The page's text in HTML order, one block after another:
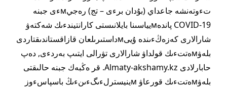
تءوتەنشە جاعداي (بۇدان برءى – تج) رەجيмءى جبنە
COVID-19 پاندەмيياسىنا بايلانىستى كارانتيندءىك شەكتەۋ
شارالارى كەزەڭءىندە ۇيىмداستىرىلعان قازاقستاندىقتاردى
بلەۋмەتتءىك قولداۋ شارالارى تۋرالى ايتىپ بەردءى, دەپ
حابارلادى Almaty-akshamy.kz. قر ەڭبەك جبنە حالىقتى
بلەۋмەتتءىك قورعاۋ мينيسترلءىگءىنءىڭ باسپاسءوز